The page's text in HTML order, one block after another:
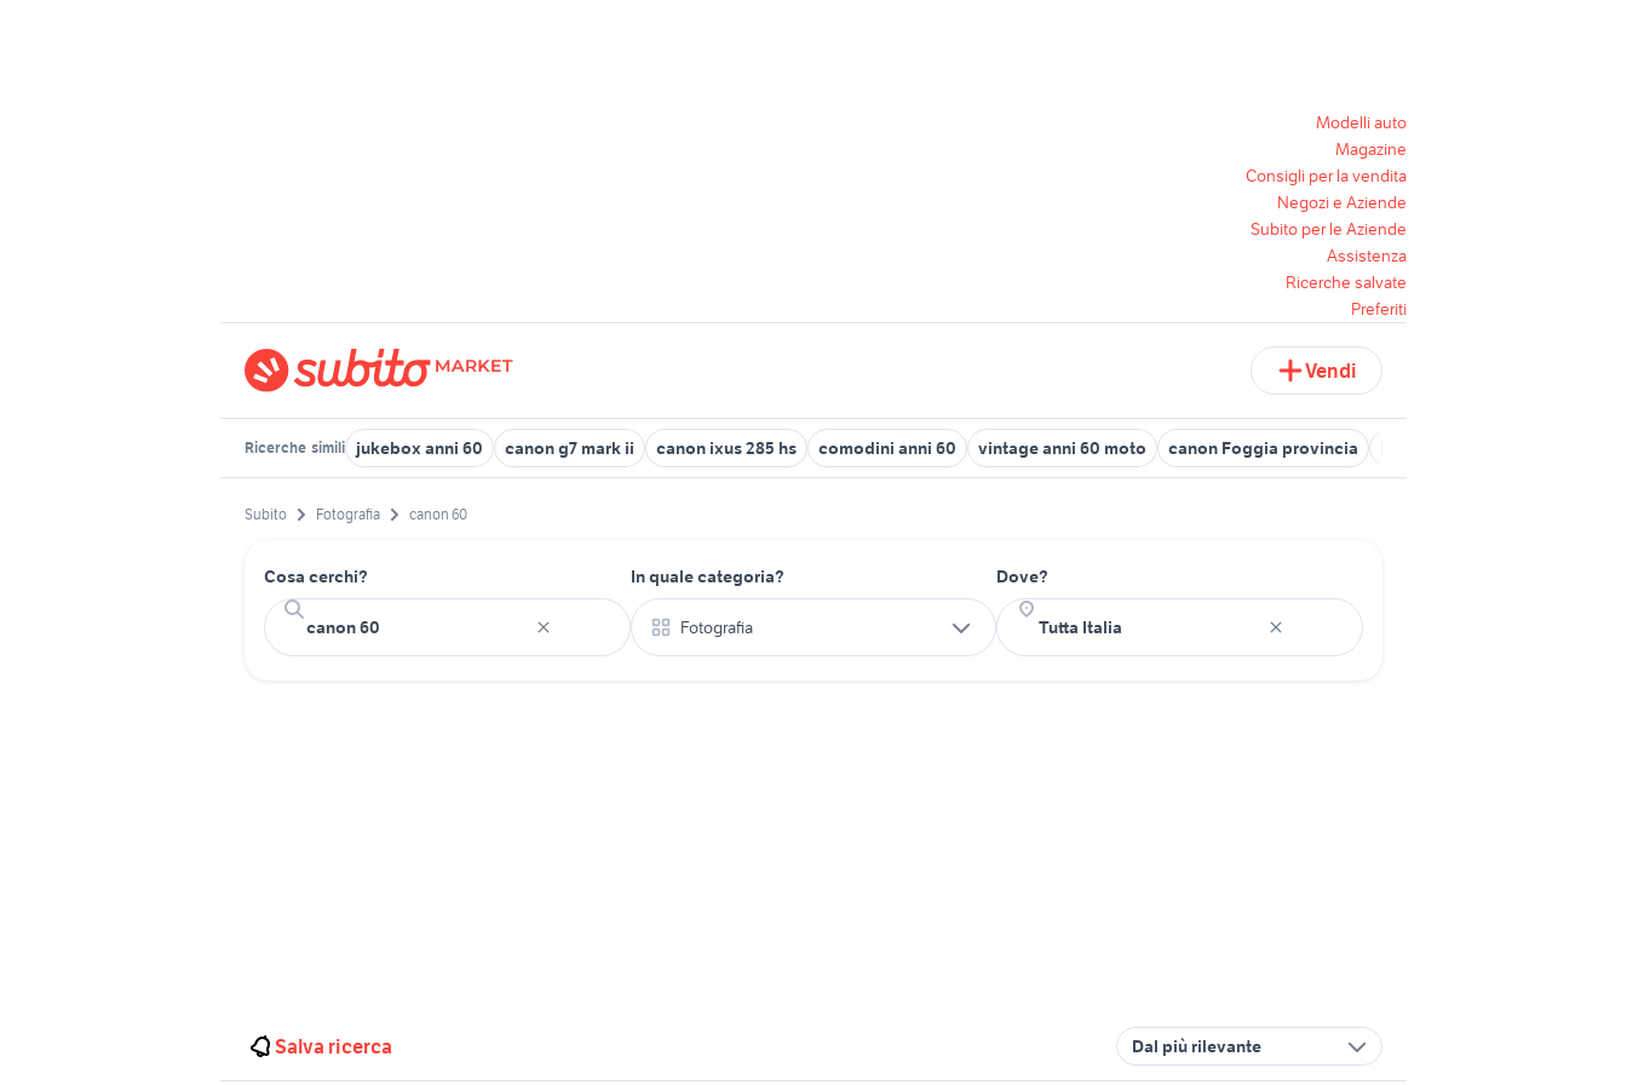
Modelli auto
Magazine
Consigli per la vendita
Negozi e Aziende
Subito per le Aziende
Assistenza
Ricerche salvate
Preferiti
Vendi
Ricerche simili jukebox anni 60 canon g7 mark ii canon ixus 285 hs comodini anni 60 vintage anni 60 moto canon Foggia provincia
Subito Fotografia canon 60
Cosa cerchi? In quale categoria?
Fotografia
Dove?
Salva ricerca Dal più rilevante